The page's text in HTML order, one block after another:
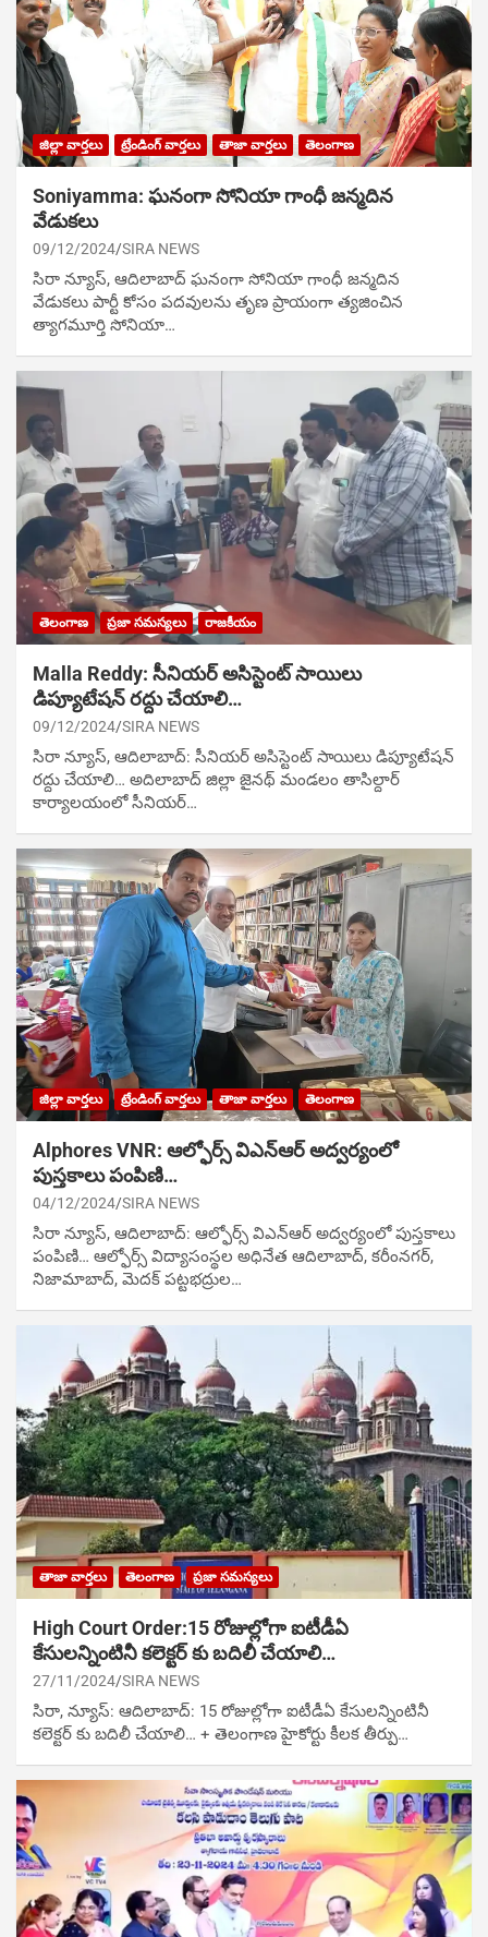
జిల్లా వార్తలు ట్రేండింగ్ వార్తలు తాజా వార్తలు తెలంగాణ
Soniyamma: ఘ‌నంగా సోనియా గాంధీ జ‌న్మ‌దిన
వేడుక‌లు
09/12/2024 SIRA NEWS
సిరా న్యూస్, ఆదిలాబాద్ ఘ‌నంగా సోనియా గాంధీ జ‌న్మ‌దిన
వేడుక‌లు పార్టీ కోసం ప‌ద‌వుల‌ను తృణ ప్రాయంగా త్య‌జించిన
త్యాగమూర్తి సోనియా…
తెలంగాణ ప్రజా సమస్యలు రాజకీయం
Malla Reddy: సీనియర్ అసిస్టెంట్ సాయిలు
డిప్యూటేషన్ రద్దు చేయాలి…
09/12/2024 SIRA NEWS
సిరా న్యూస్, ఆదిలాబాద్: సీనియర్ అసిస్టెంట్ సాయిలు డిప్యూటేషన్
రద్దు చేయాలి… అదిలాబాద్ జిల్లా జైనథ్ మండలం తాసిల్దార్
కార్యాలయంలో సీనియర్…
జిల్లా వార్తలు ట్రేండింగ్ వార్తలు తాజా వార్తలు తెలంగాణ
Alphores VNR: ఆల్ఫోర్స్ విఎన్ఆర్ అద్వర్యంలో
పుస్తకాలు పంపిణి…
04/12/2024 SIRA NEWS
సిరా న్యూస్, ఆదిలాబాద్: ఆల్ఫోర్స్ విఎన్ఆర్ అద్వర్యంలో పుస్తకాలు
పంపిణి… ఆల్ఫోర్స్ విద్యాసంస్థల అధినేత ఆదిలాబాద్, కరీంనగర్,
నిజామాబాద్, మెదక్ పట్టభద్రుల…
తాజా వార్తలు తెలంగాణ ప్రజా సమస్యలు
High Court Order:15 రోజుల్లోగా ఐటీడీఏ
కేసులన్నింటినీ కలెక్టర్ కు బదిలీ చేయాలి…
27/11/2024 SIRA NEWS
సిరా, న్యూస్: ఆదిలాబాద్: 15 రోజుల్లోగా ఐటీడీఏ కేసులన్నింటినీ
కలెక్టర్ కు బదిలీ చేయాలి… + తెలంగాణ హైకోర్టు కీలక తీర్పు…